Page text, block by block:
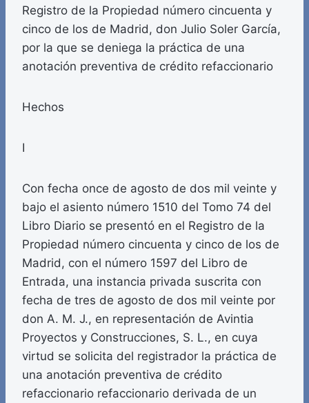
Registro de la Propiedad número cincuenta y
cinco de los de Madrid, don Julio Soler García,
por la que se deniega la práctica de una
anotación preventiva de crédito refaccionario
Hechos
I
Con fecha once de agosto de dos mil veinte y
bajo el asiento número 1510 del Tomo 74 del
Libro Diario se presentó en el Registro de la
Propiedad número cincuenta y cinco de los de
Madrid, con el número 1597 del Libro de
Entrada, una instancia privada suscrita con
fecha de tres de agosto de dos mil veinte por
don A. M. J., en representación de Avintia
Proyectos y Construcciones, S. L., en cuya
virtud se solicita del registrador la práctica de
una anotación preventiva de crédito
refaccionario refaccionario derivada de un